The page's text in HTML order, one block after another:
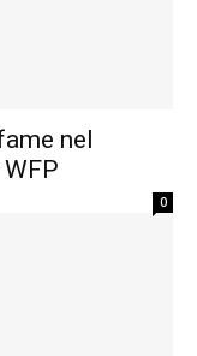
nel
0